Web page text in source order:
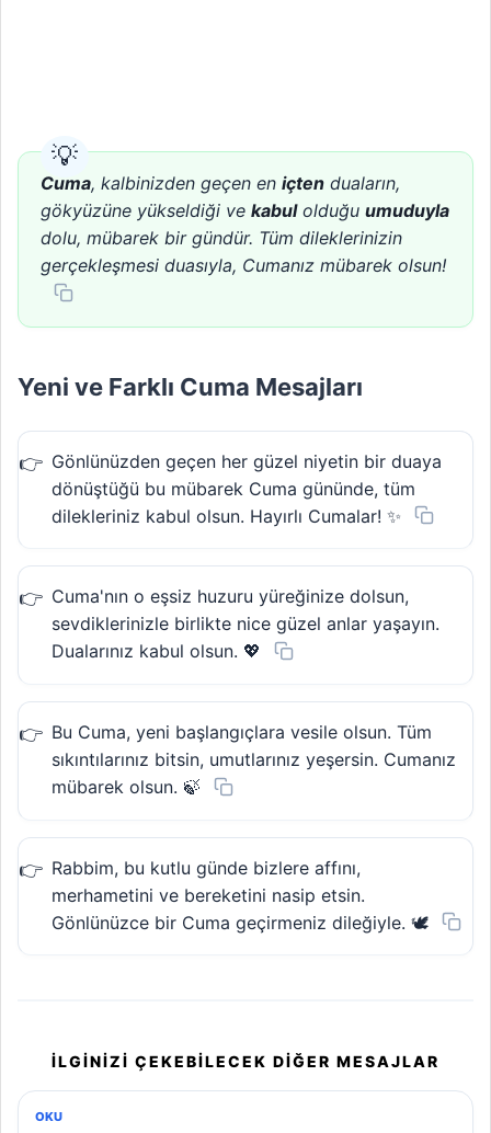
Cuma, kalbinizden geçen en içten duaların,
gökyüzüne yükseldiği ve kabulolduğu umuduyla
dolu, mübarek bir gündür. Tüm dileklerinizin
gerçekleşmesi duasıyla, Cumanız mübarek olsun!
Yeni ve Farklı Cuma Mesajları
Gönlünüzden geçen her güzel niyetin bir duaya
dönüştüğü bu mübarek Cuma gününde, tüm
dilekleriniz kabul olsun. Hayırlı Cumalar! ✨
Cuma'nın o eşsiz huzuru yüreğinize dolsun,
sevdiklerinizle birlikte nice güzel anlar yaşayın.
Dualarınız kabul olsun. 💖
Bu Cuma, yeni başlangıçlara vesile olsun. Tüm
sıkıntılarınız bitsin, umutlarınız yeşersin. Cumanız
mübarek olsun. 🍃
Rabbim, bu kutlu günde bizlere affını,
merhametini ve bereketini nasip etsin.
Gönlünüzce bir Cuma geçirmeniz dileğiyle. 🕊️
İLGINIZI ÇEKEBILECEK DIĞER MESAJLAR
OKU